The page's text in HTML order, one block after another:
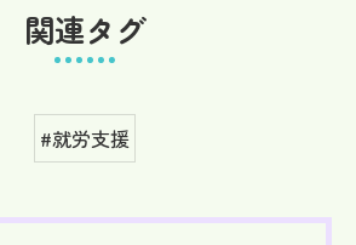
関連タグ
#就労支援